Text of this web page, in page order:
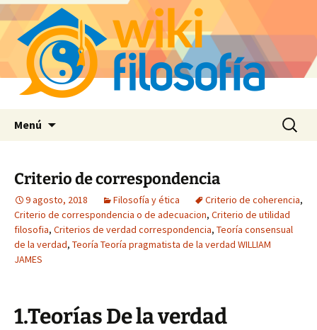
Menú Buscar:
Criterio de correspondencia
9 agosto, 2018 Filosofía y ética Criterio de coherencia,
Criterio de correspondencia o de adecuacion, Criterio de utilidad
filosofia, Criterios de verdad correspondencia, Teoría consensual
de la verdad, Teoría Teoría pragmatista de la verdad WILLIAM
JAMES
1.Teorías De la verdad